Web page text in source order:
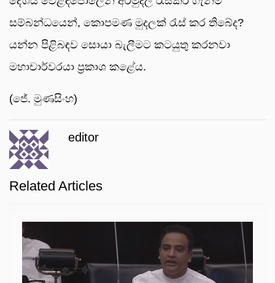
සම්බන්ධයෙන්, කොපමණ මුදලක් රැස් කර තිබේද?
යන්න පිළිබඳව සොයා බැලීමට කටයුතු කරනවා
මහාචාර්වරයා ප්‍රකාශ කළේය.
(ජේ. මුණසිංහ)
editor
Related Articles